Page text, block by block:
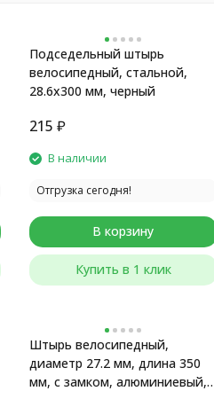
Подседельный штырь
велосипедный, стальной,
28.6x300 мм, черный
215 ₽
В наличии
Отгрузка сегодня!
В корзину
Купить в 1 клик
Штырь велосипедный,
диаметр 27.2 мм, длина 350
мм, с замком, алюминиевый,